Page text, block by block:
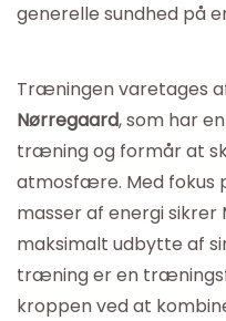
generelle sundhed på
Træningen varetages
Nørregaard, som har
træning og formår at
atmosfære. Med fokus
masser af energi
maksimalt udbytte af
træning er en
kroppen ved at